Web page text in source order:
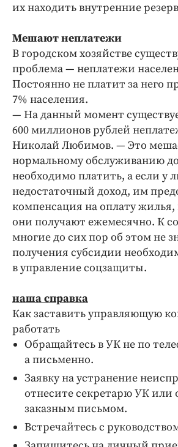
их находить внутренние
Мешают неплатежи
В городском хозяйстве
проблема — неплатежи
Постоянно не платит за него
7% населения.
— На данный момент
600 миллионов рублей
Николай Любимов. — Это
нормальному обслуживанию
необходимо платить, а если у
недостаточный доход, им
компенсация на оплату
они получают ежемесячно. К
многие до сих пор об этом не
получения субсидии
в управление соцзащиты.
наша справка
Как заставить управляющую
работать
Обращайтесь в УК не по
а письменно.
Заявку на устранение
отнесите секретарю УК или
заказным письмом.
Встречайтесь с